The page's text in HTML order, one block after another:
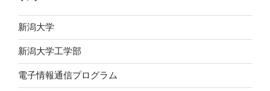
新潟大学
新潟大学工学部
電子情報通信プログラム